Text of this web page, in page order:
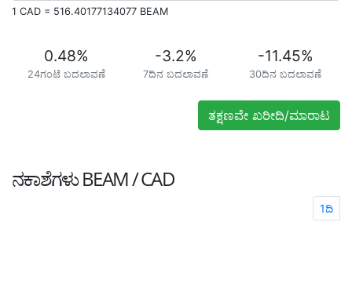
1 CAD = 516.40177134077 BEAM
0.48%
24ಗಂಟೆ ಬದಲಾವಣೆ
-3.2%
7ದಿನ ಬದಲಾವಣೆ
-11.45%
30ದಿನ ಬದಲಾವಣೆ
ತಕ್ಷಣವೇ ಖರೀದಿ/ಮಾರಾಟ
ನಕಾಶೆಗಳುBEAM / CAD
1ದಿ